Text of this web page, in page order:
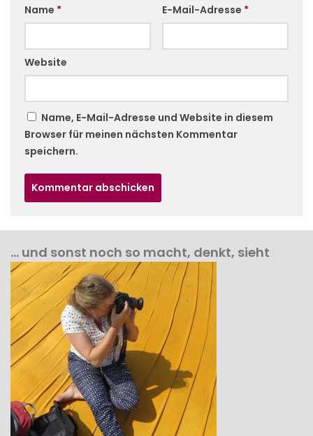
Name * E-Mail-Adresse *
Website
Name, E-Mail-Adresse und Website in diesem
Browser für meinen nächsten Kommentar
speichern.
… und sonst noch so macht, denkt, sieht